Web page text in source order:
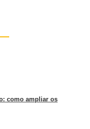
como ampliar os